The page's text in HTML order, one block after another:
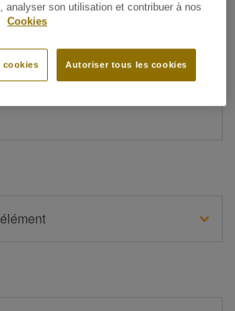
analyser son utilisation et contribuer à nos
Cookies
Autoriser tous les cookies
cookies